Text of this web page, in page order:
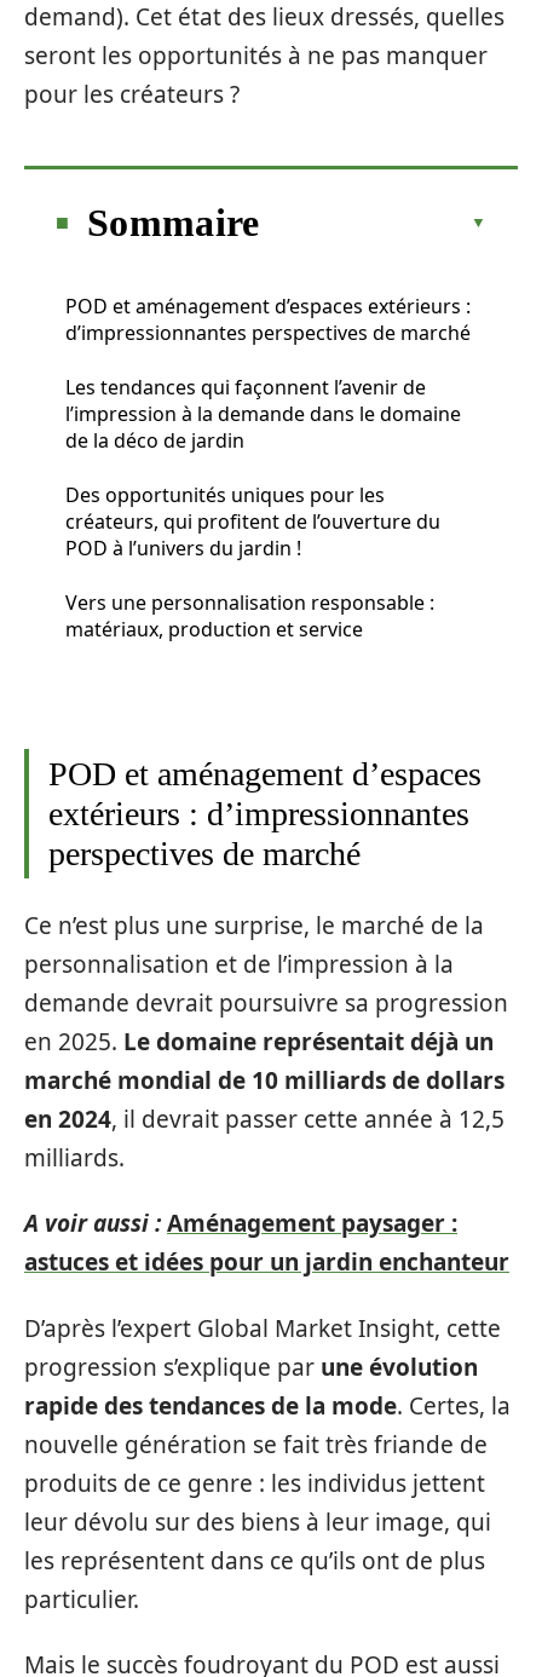
demand). Cet état des lieux dressés, quelles
seront les opportunités à ne pas manquer
pour les créateurs ?
Sommaire
POD et aménagement d’espaces extérieurs :
d’impressionnantes perspectives de marché
Les tendances qui façonnent l’avenir de
l’impression à la demande dans le domaine
de la déco de jardin
Des opportunités uniques pour les
créateurs, qui profitent de l’ouverture du
POD à l’univers du jardin !
Vers une personnalisation responsable :
matériaux, production et service
POD et aménagement d’espaces
extérieurs : d’impressionnantes
perspectives de marché
Ce n’est plus une surprise, le marché de la
personnalisation et de l’impression à la
demande devrait poursuivre sa progression
en 2025. Le domaine représentait déjà un
marché mondial de 10 milliards de dollars
en 2024, il devrait passer cette année à 12,5
milliards.
A voir aussi :Aménagement paysager :
astuces et idées pour un jardin enchanteur
D’après l’expert Global Market Insight, cette
progression s’explique par une évolution
rapide des tendances de la mode. Certes, la
nouvelle génération se fait très friande de
produits de ce genre : les individus jettent
leur dévolu sur des biens à leur image, qui
les représentent dans ce qu’ils ont de plus
particulier.
Mais le succès foudroyant du POD est aussi